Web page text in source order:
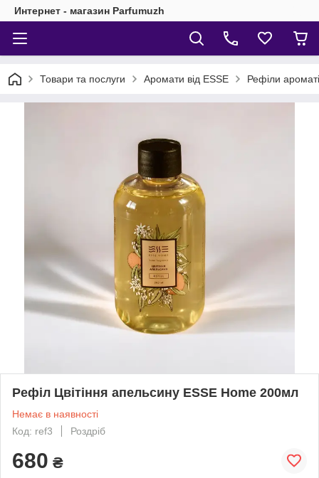
Интернет - магазин Parfumuzh
Товари та послуги Аромати від ESSE Рефіли
Рефіл Цвітіння апельсину ESSE Home 200мл
Немає в наявності
Код: ref3
Роздріб
680 ₴